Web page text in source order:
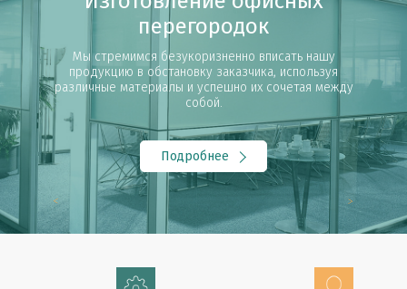
перегородок
Мы стремимся безукоризненно вписать нашу
продукцию в обстановку заказчика, используя
различные материалы и успешно их сочетая между
собой.
Подробнее
Витражи
Изготовлены из высокотехнологичных алюминиевых
сплавов с минимальным весом.
Подробнее
Рольставни
это современная и надёжная защита окон, входных и
въездных групп, витрин магазинов, офисов.
Подробнее
Мы предлагаем производство следующих типов
Алюминиевые
Стеклянные
Глухие
Раздвижные
Подробнее
Кассовые кабинки
Изготовление кассовых кабин по инструкции Народного
Банка Казахстана с применением всех техник
безопасности.
Подробнее